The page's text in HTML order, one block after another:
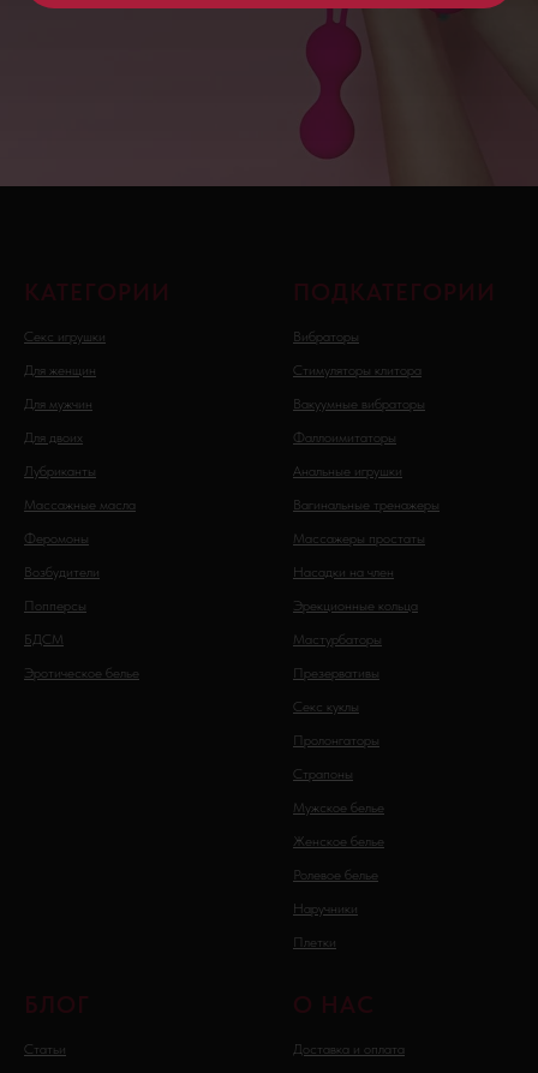
КАТЕГОРИИ
Секс игрушки
Для женщин
Для мужчин
Для двоих
Лубриканты
Массажные масла
Феромоны
Возбудители
Попперсы
БДСМ
Эротическое белье
ПОДКАТЕГОРИИ
Вибраторы
Стимуляторы клитора
Вакуумные вибраторы
Фаллоимитаторы
Анальные игрушки
Вагинальные тренажеры
Массажеры простаты
Насадки на член
Эрекционные кольца
Мастурбаторы
Презервативы
Секс куклы
Пролонгаторы
Страпоны
Мужское белье
Женское белье
Ролевое белье
Наручники
Плетки
БЛОГ
Статьи
О НАС
Доставка и оплата